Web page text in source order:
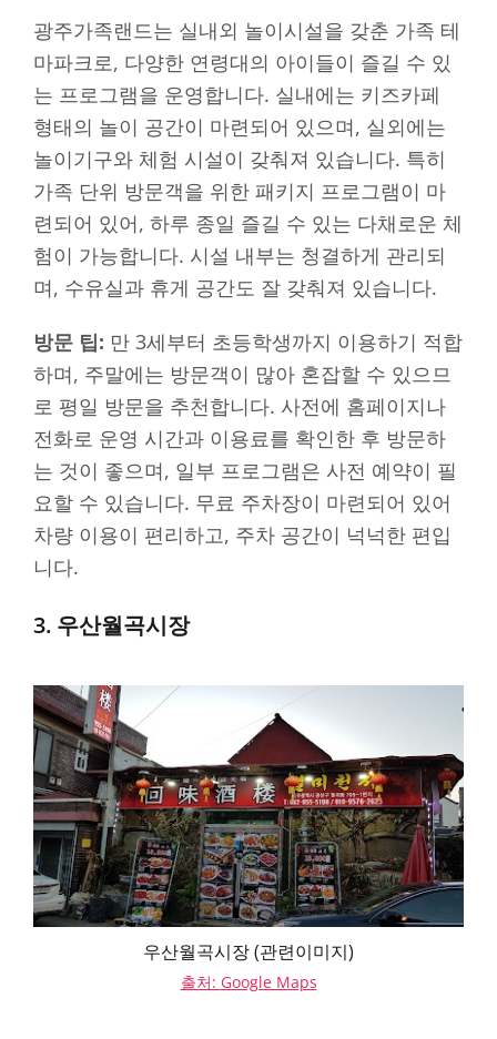
광주가족랜드는 실내외 놀이시설을 갖춘 가족 테
마파크로, 다양한 연령대의 아이들이 즐길 수 있
는 프로그램을 운영합니다. 실내에는 키즈카페
형태의 놀이 공간이 마련되어 있으며, 실외에는
놀이기구와 체험 시설이 갖춰져 있습니다. 특히
가족 단위 방문객을 위한 패키지 프로그램이 마
련되어 있어, 하루 종일 즐길 수 있는 다채로운 체
험이 가능합니다. 시설 내부는 청결하게 관리되
며, 수유실과 휴게 공간도 잘 갖춰져 있습니다.
방문 팁: 만 3세부터 초등학생까지 이용하기 적합
하며, 주말에는 방문객이 많아 혼잡할 수 있으므
로 평일 방문을 추천합니다. 사전에 홈페이지나
전화로 운영 시간과 이용료를 확인한 후 방문하
는 것이 좋으며, 일부 프로그램은 사전 예약이 필
요할 수 있습니다. 무료 주차장이 마련되어 있어
차량 이용이 편리하고, 주차 공간이 넉넉한 편입
니다.
3. 우산월곡시장
우산월곡시장 (관련이미지)
출처: Google Maps